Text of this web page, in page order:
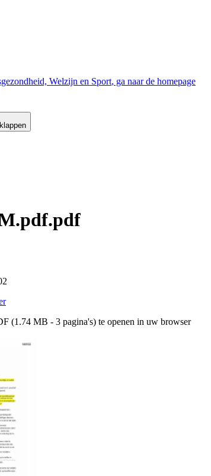
Welzijn en Sport, ga naar de homepage
(1.74 MB - 3 pagina's) te openen in uw browser